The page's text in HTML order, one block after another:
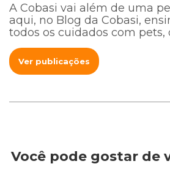
A Cobasi vai além de uma
aqui, no Blog da Cobasi,
todos os cuidados com pets,
Ver publicações
Você pode gostar de